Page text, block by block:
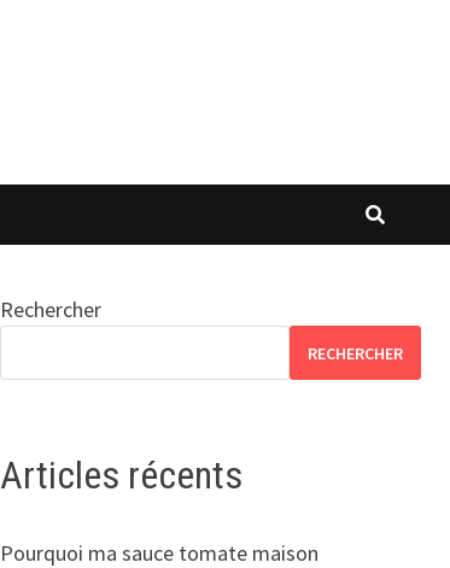
Rechercher
RECHERCHER
Articles récents
Pourquoi ma sauce tomate maison